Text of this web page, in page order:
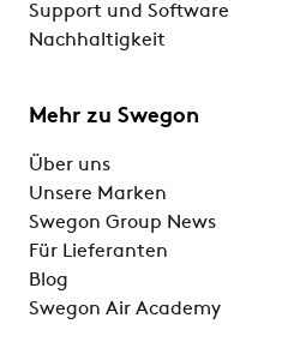
Support und Software
Nachhaltigkeit
Mehr zu Swegon
Über uns
Unsere Marken
Swegon Group News
Für Lieferanten
Blog
Swegon Air Academy